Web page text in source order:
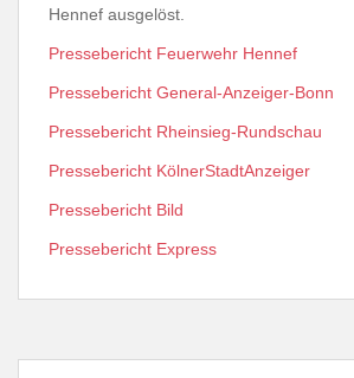
Hennef ausgelöst.
Pressebericht Feuerwehr Hennef
Pressebericht General-Anzeiger-Bonn
Pressebericht Rheinsieg-Rundschau
Pressebericht KölnerStadtAnzeiger
Pressebericht Bild
Pressebericht Express